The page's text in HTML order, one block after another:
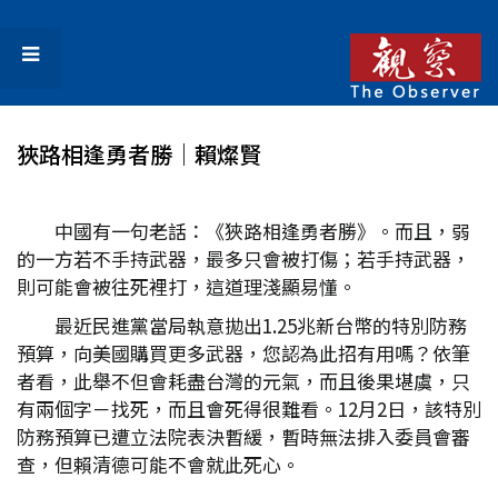
狹路相逢勇者勝│賴燦賢
中國有一句老話：《狹路相逢勇者勝》。而且，弱
的一方若不手持武器，最多只會被打傷；若手持武器，
則可能會被往死裡打，這道理淺顯易懂。
最近民進黨當局執意拋出1.25兆新台幣的特別防務
預算，向美國購買更多武器，您認為此招有用嗎？依筆
者看，此舉不但會耗盡台灣的元氣，而且後果堪虞，只
有兩個字－找死，而且會死得很難看。12月2日，該特別
防務預算已遭立法院表決暫緩，暫時無法排入委員會審
查，但賴清德可能不會就此死心。